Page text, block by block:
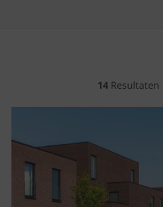
14 Resultaten